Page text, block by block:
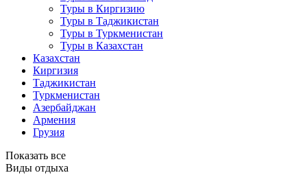
Туры в Киргизию
Туры в Таджикистан
Туры в Туркменистан
Туры в Казахстан
Казахстан
Киргизия
Таджикистан
Туркменистан
Азербайджан
Армения
Грузия
Показать все
Виды отдыха